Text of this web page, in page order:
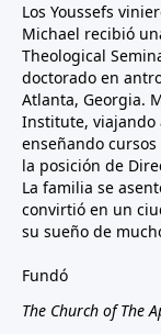
Los Youssefs
Michael recibió
Theological
doctorado en
Atlanta, Georgia.
Institute, viajando
enseñando
la posición de
La familia se
convirtió en un
su sueño de
Fundó
The Church of The